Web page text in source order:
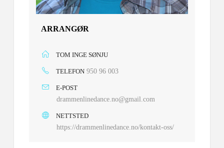
ARRANGØR
TOM INGE SØNJU
TELEFON 950 96 003
E-POST
drammenlinedance.no@gmail.com
NETTSTED
https://drammenlinedance.no/kontakt-oss/